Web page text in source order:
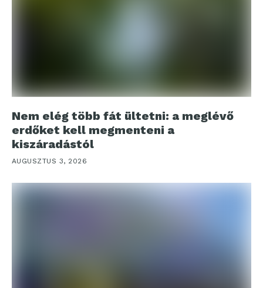
Nem elég több fát ültetni: a meglévő
erdőket kell megmenteni a
kiszáradástól
AUGUSZTUS 3, 2026